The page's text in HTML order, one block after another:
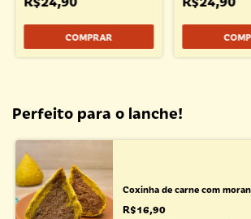
Perfeito para o lanche!
Coxinha de carne com
R$16,90